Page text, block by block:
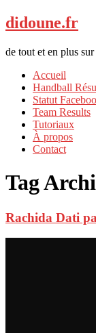
didoune.fr
de tout et en plus
Accueil
Handball
Statut
Team Results
Tutoriaux
À propos
Contact
Tag
Rachida Dati